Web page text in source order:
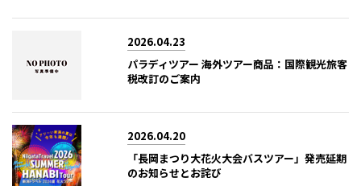
2026.04.23
パラディツアー 海外ツアー商品：国際観光旅客
税改訂のご案内
2026.04.20
「長岡まつり大花火大会バスツアー」発売延期
のお知らせとお詫び